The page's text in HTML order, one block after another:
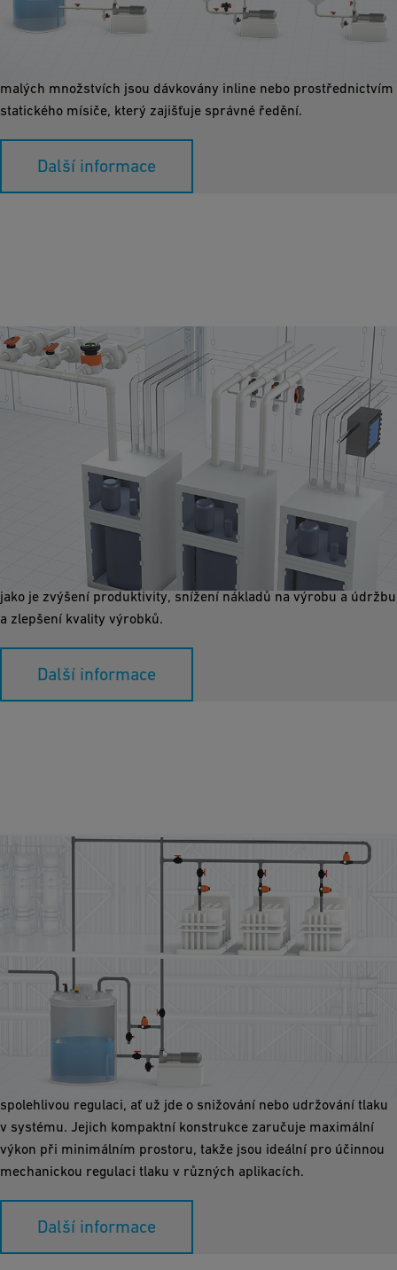
Dávkování a ředění chemických látek vyžaduje vysoce
malých množstvích jsou dávkovány inline nebo prostřednictvím
statického mísiče, který zajišťuje správné ředění.
Další informace
Distribuce chemických látek
Přeprava chemických látek v nejvyšší kvalitě, různých
koncentracích a přesném dávkování je povinná. Výběr vhodného
potrubního systému včetně automatizace nabízí mnoho výhod,
jako je zvýšení produktivity, snížení nákladů na výrobu a údržbu
a zlepšení kvality výrobků.
Další informace
Mechanická regulace tlaku
Udržování správného tlaku v systému zajišťuje bezpečnost a
dlouhou životnost. Tlakové regulační ventily společnosti GF
Industry and Infrastructure Flow Solutions poskytují přesnou a
spolehlivou regulaci, ať už jde o snižování nebo udržování tlaku
v systému. Jejich kompaktní konstrukce zaručuje maximální
výkon při minimálním prostoru, takže jsou ideální pro účinnou
mechanickou regulaci tlaku v různých aplikacích.
Další informace